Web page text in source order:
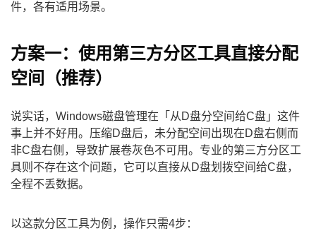
件，各有适用场景。
方案一：使用第三方分区工具直接分配
空间（推荐）
说实话，Windows磁盘管理在「从D盘分空间给C盘」这件
事上并不好用。压缩D盘后，未分配空间出现在D盘右侧而
非C盘右侧，导致扩展卷灰色不可用。专业的第三方分区工
具则不存在这个问题，它可以直接从D盘划拨空间给C盘，
全程不丢数据。
以这款分区工具为例，操作只需4步：